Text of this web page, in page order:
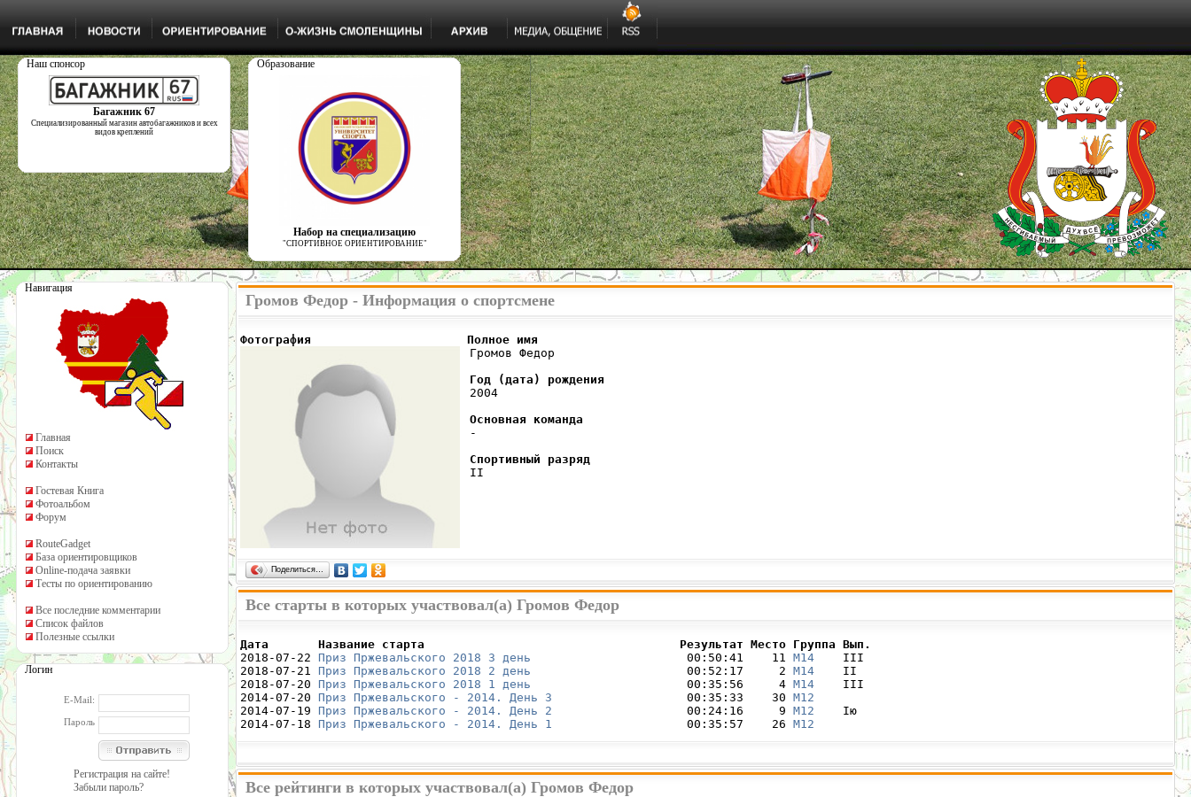
Наш спонсор
Багажник 67
Специализированный магазин автобагажников и всех
видов креплений
Образование
Набор на специализацию
"СПОРТИВНОЕ ОРИЕНТИРОВАНИЕ"
Навигация
Главная
Поиск
Контакты
Гостевая Книга
Фотоальбом
Форум
RouteGadget
База ориентировщиков
Online-подача заявки
Тесты по ориентированию
Все последние комментарии
Список файлов
Полезные ссылки
Логин
E-Mail:
Пароль
Регистрация на сайте!
Забыли пароль?
Громов Федор - Информация о спортсмене
Фотография                      Полное имя
Громов Федор
Год (дата) рождения
2004
Основная команда
-
Спортивный разряд
II
Поделиться…
Все старты в которых участвовал(а) Громов Федор
Дата       Название старта                                    Результат Место Группа Вып.
2018-07-22 Приз Пржевальского 2018 3 день
                      00:50:41    11
М14
    III
2018-07-21 Приз Пржевальского 2018 2 день
                      00:52:17     2
М14
    II
2018-07-20 Приз Пржевальского 2018 1 день
                      00:35:56     4
М14
    III
2014-07-20 Приз Пржевальского - 2014. День 3
                   00:35:33    30
М12
2014-07-19 Приз Пржевальского - 2014. День 2
                   00:24:16     9
М12
    Iю
2014-07-18 Приз Пржевальского - 2014. День 1
                   00:35:57    26
М12
Все рейтинги в которых участвовал(а) Громов Федор